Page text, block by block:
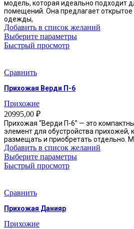
модель, которая идеально подходит
помещений. Она предлагает
одежды,
Добавить в список желаний
Выберите параметрыЭтот
товара.
Быстрый просмотр
Сравнить
Прихожая Верди П-6
Прихожие
20995,00 ₽
Прихожая “Верди П-6” — это
элемент для обустройства прихожей,
размещать и приобретать отдельно.
Добавить в список желаний
Выберите параметрыЭтот
Быстрый просмотр
Сравнить
Прихожая Данияр
Прихожие